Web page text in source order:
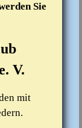
Sie
V.
mit